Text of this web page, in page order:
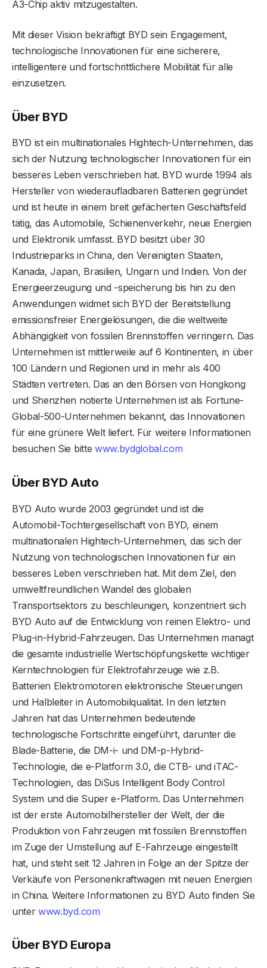
A3-Chip aktiv mitzugestalten.
Mit dieser Vision bekräftigt BYD sein Engagement,
technologische Innovationen für eine sicherere,
intelligentere und fortschrittlichere Mobilität für alle
einzusetzen.
Über BYD
BYD ist ein multinationales Hightech-Unternehmen, das
sich der Nutzung technologischer Innovationen für ein
besseres Leben verschrieben hat. BYD wurde 1994 als
Hersteller von wiederaufladbaren Batterien gegründet
und ist heute in einem breit gefächerten Geschäftsfeld
tätig, das Automobile, Schienenverkehr, neue Energien
und Elektronik umfasst. BYD besitzt über 30
Industrieparks in China, den Vereinigten Staaten,
Kanada, Japan, Brasilien, Ungarn und Indien. Von der
Energieerzeugung und -speicherung bis hin zu den
Anwendungen widmet sich BYD der Bereitstellung
emissionsfreier Energielösungen, die die weltweite
Abhängigkeit von fossilen Brennstoffen verringern. Das
Unternehmen ist mittlerweile auf 6 Kontinenten, in über
100 Ländern und Regionen und in mehr als 400
Städten vertreten. Das an den Börsen von Hongkong
und Shenzhen notierte Unternehmen ist als Fortune-
Global-500-Unternehmen bekannt, das Innovationen
für eine grünere Welt liefert. Für weitere Informationen
besuchen Sie bitte www.bydglobal.com
Über BYD Auto
BYD Auto wurde 2003 gegründet und ist die
Automobil-Tochtergesellschaft von BYD, einem
multinationalen Hightech-Unternehmen, das sich der
Nutzung von technologischen Innovationen für ein
besseres Leben verschrieben hat. Mit dem Ziel, den
umweltfreundlichen Wandel des globalen
Transportsektors zu beschleunigen, konzentriert sich
BYD Auto auf die Entwicklung von reinen Elektro- und
Plug-in-Hybrid-Fahrzeugen. Das Unternehmen managt
die gesamte industrielle Wertschöpfungskette wichtiger
Kerntechnologien für Elektrofahrzeuge wie z.B.
Batterien Elektromotoren elektronische Steuerungen
und Halbleiter in Automobilqualität. In den letzten
Jahren hat das Unternehmen bedeutende
technologische Fortschritte eingeführt, darunter die
Blade-Batterie, die DM-i- und DM-p-Hybrid-
Technologie, die e-Platform 3.0, die CTB- und iTAC-
Technologien, das DiSus Intelligent Body Control
System und die Super e-Platform. Das Unternehmen
ist der erste Automobilhersteller der Welt, der die
Produktion von Fahrzeugen mit fossilen Brennstoffen
im Zuge der Umstellung auf E-Fahrzeuge eingestellt
hat, und steht seit 12 Jahren in Folge an der Spitze der
Verkäufe von Personenkraftwagen mit neuen Energien
in China. Weitere Informationen zu BYD Auto finden Sie
unterwww.byd.com
Über BYD Europa